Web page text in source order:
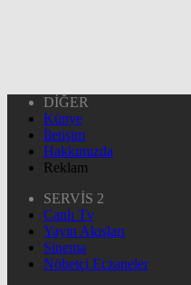
DİĞER
Künye
İletişim
Hakkımızda
Reklam
SERVİS 2
Canlı Tv
Yayın Akışları
Sinema
Nöbetçi Eczaneler